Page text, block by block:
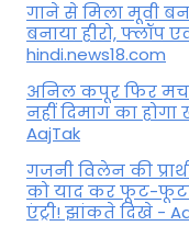
गाने से मिला मूवी
बनाया हीरो, फ्लॉप
hindi.news18.com
अनिल कपूर फिर
नहीं दिमाग का
AajTak
गजनी विलेन की
को याद कर फूट-
एंट्री! झांकते दिखे -